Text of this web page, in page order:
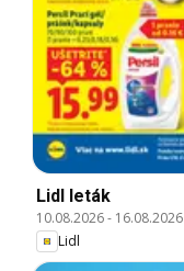
Lidl leták
10.08.2026- 16.08.2026
Lidl